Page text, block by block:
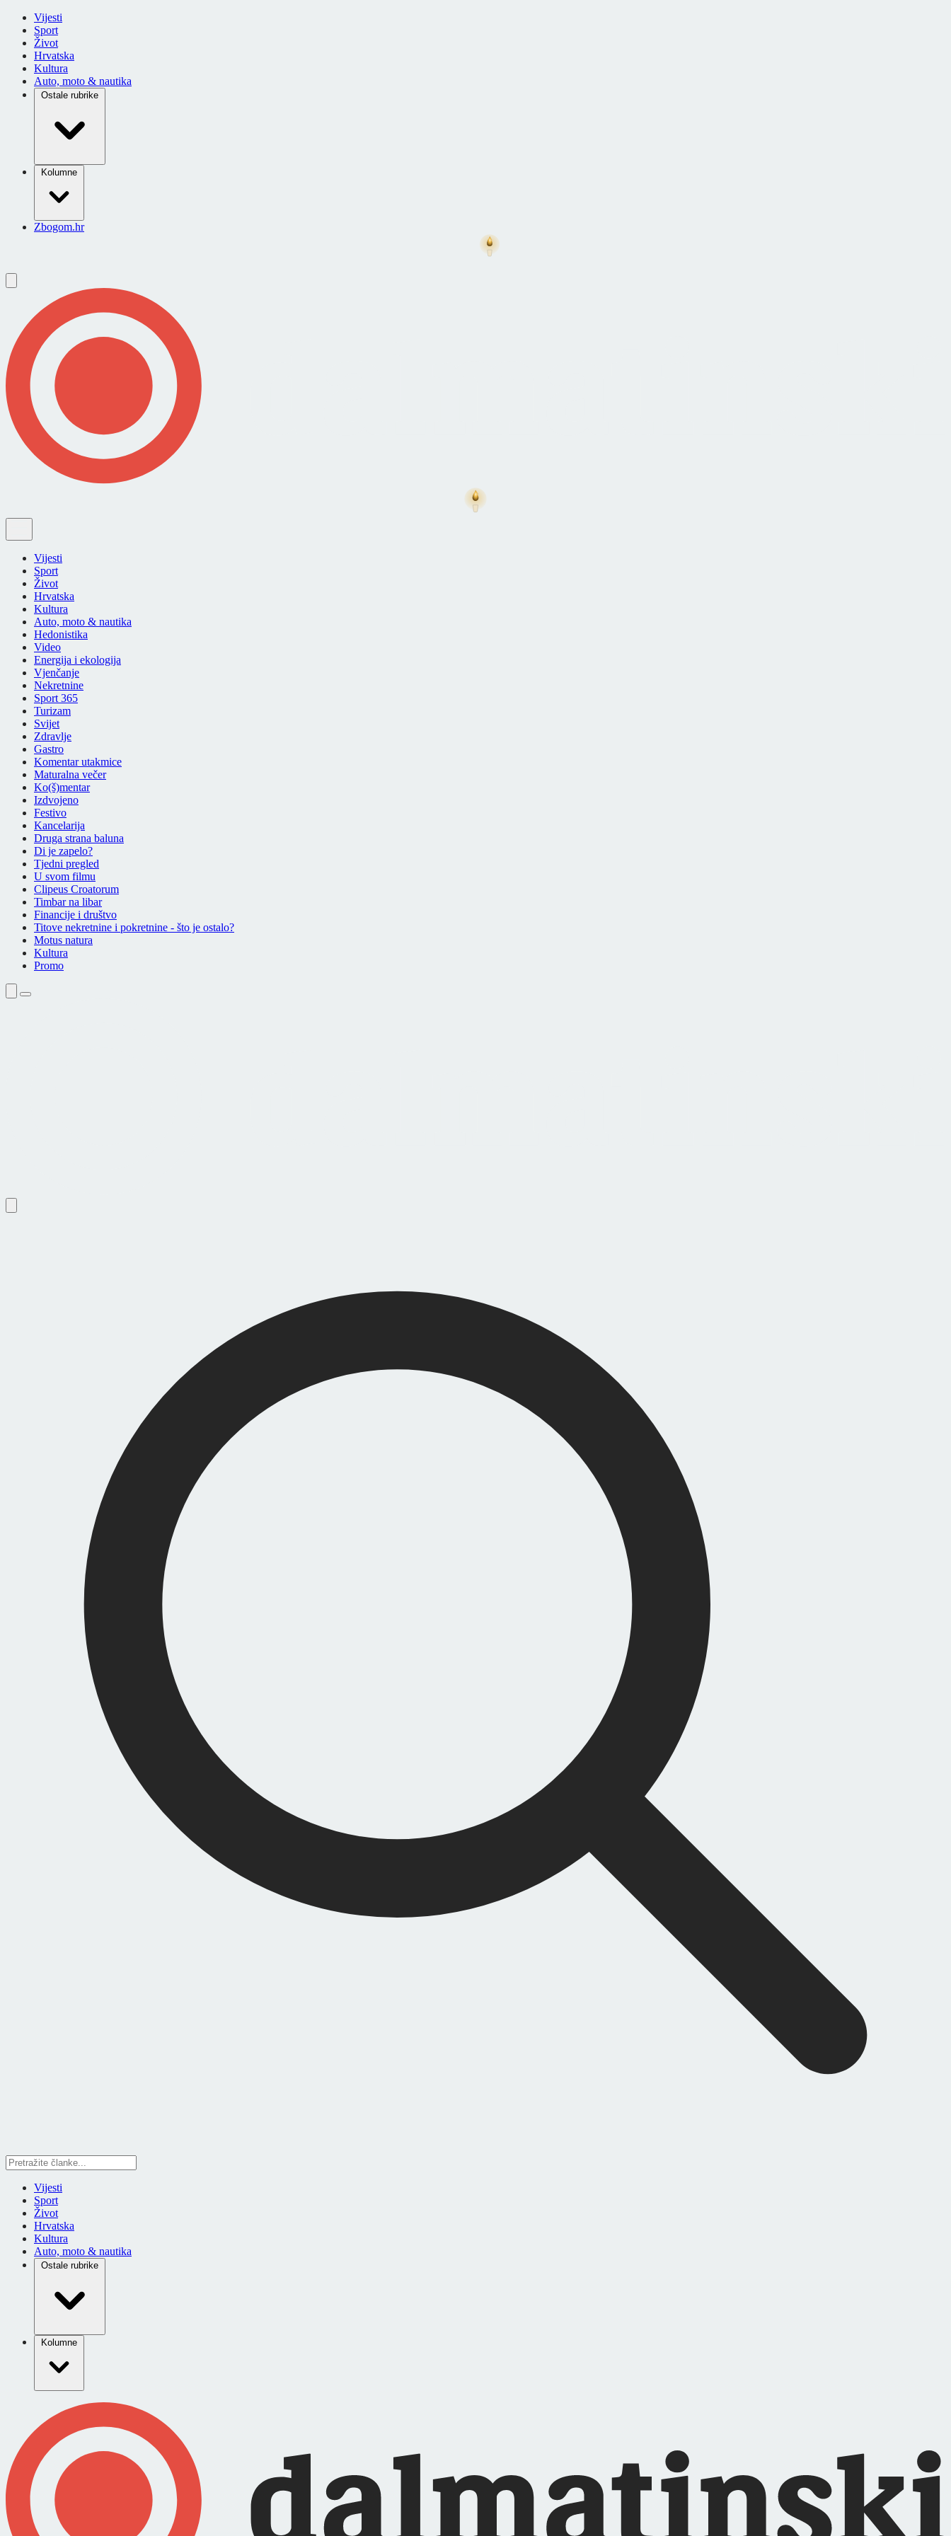
Vijesti
Sport
Život
Hrvatska
Kultura
Auto, moto & nautika
Ostale rubrike
Kolumne
Zbogom.hr
Vijesti
Sport
Život
Hrvatska
Kultura
Auto, moto & nautika
Hedonistika
Video
Energija i ekologija
Vjenčanje
Nekretnine
Sport 365
Turizam
Svijet
Zdravlje
Gastro
Komentar utakmice
Maturalna večer
Ko(š)mentar
Izdvojeno
Festivo
Kancelarija
Druga strana baluna
Di je zapelo?
Tjedni pregled
U svom filmu
Clipeus Croatorum
Timbar na libar
Financije i društvo
Titove nekretnine i pokretnine - što je ostalo?
Motus natura
Kultura
Promo
Vijesti
Sport
Život
Hrvatska
Kultura
Auto, moto & nautika
Ostale rubrike
Kolumne